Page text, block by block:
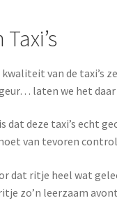
van de taxi’s
laten we het
dat deze taxi’s echt
van tevoren
dat ritje heel wat
zo’n leerzaam